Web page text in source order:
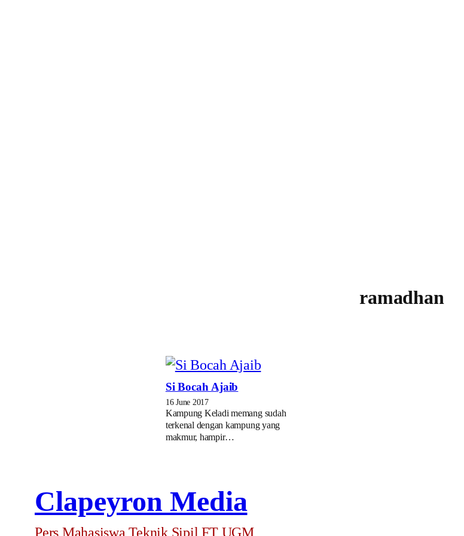
ramadhan
Si Bocah Ajaib
16 June 2017
Kampung Keladi memang sudah
terkenal dengan kampung yang
makmur, hampir…
Clapeyron Media
Pers Mahasiswa Teknik Sipil FT UGM